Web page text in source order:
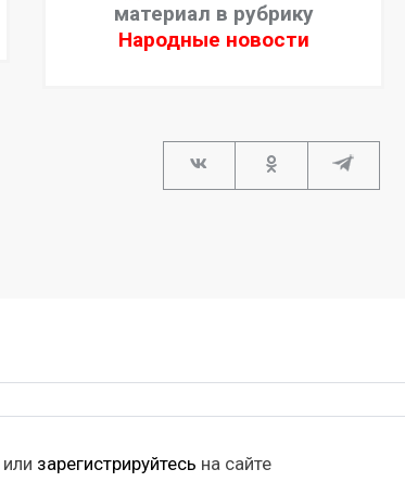
материал в рубрику
Народные новости
или зарегистрируйтесь на сайте